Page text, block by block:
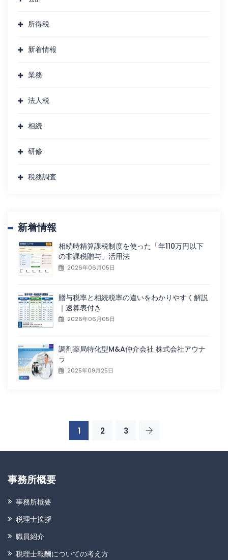
所得税
新着情報
業務
法人税
相続
研修
税務調査
新着情報
相続時精算課税制度を使った「年110万円以下
の非課税贈与」活用法
2026年06月05日
贈与税率と相続税率の違いをわかりやすく解説
｜速算表付き
2026年06月05日
調剤薬局特化型M&A仲介会社 株式会社アウナ
ラ
2025年09月25日
1 2 3
事務所概要
事務所概要
税理士挨拶
職員紹介
税理士報酬についての考え方